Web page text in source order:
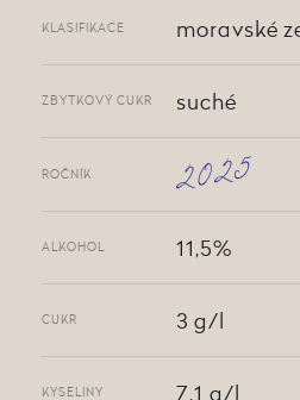
KLASIFIKACE moravské
ZBYTKOVÝ CUKR suché
ROČNÍK 2025
ALKOHOL 11,5%
CUKR 3 g/l
KYSELINY 7,1 g/l